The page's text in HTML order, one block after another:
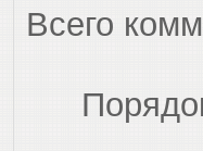
Всего